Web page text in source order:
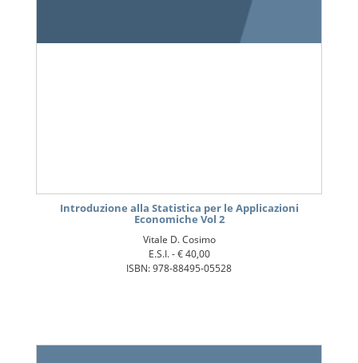
Introduzione alla Statistica per le Applicazioni
Economiche Vol 2
Vitale D. Cosimo
E.S.I. -€ 40,00
ISBN: 978-88495-05528